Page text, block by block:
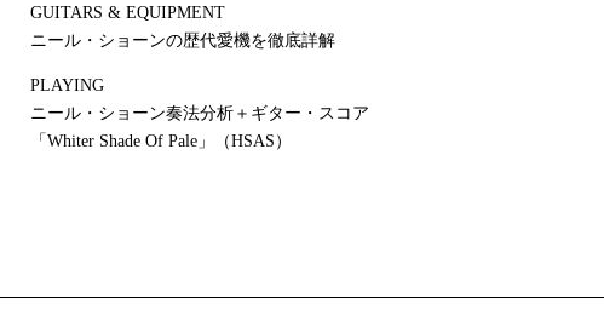
GUITARS & EQUIPMENT
ニール・ショーンの歴代愛機を徹底詳解
PLAYING
ニール・ショーン奏法分析＋ギター・スコア
「Whiter Shade Of Pale」（HSAS）